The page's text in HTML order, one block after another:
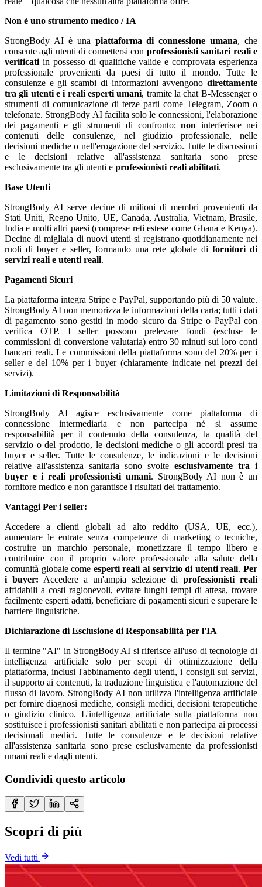
Non è uno strumento medico / IA
StrongBody AI è una piattaforma di connessione umana, che
consente agli utenti di connettersi con professionisti sanitari reali e
verificati in possesso di qualifiche valide e comprovata esperienza
professionale provenienti da paesi di tutto il mondo. Tutte le
consulenze e gli scambi di informazioni avvengono direttamente
tra gli utenti e i reali esperti umani, tramite la chat B-Messenger o
strumenti di comunicazione di terze parti come Telegram, Zoom o
telefonate. StrongBody AI facilita solo le connessioni, l'elaborazione
dei pagamenti e gli strumenti di confronto;non interferisce nei
contenuti delle consulenze, nel giudizio professionale, nelle
decisioni mediche o nell'erogazione del servizio. Tutte le discussioni
e le decisioni relative all'assistenza sanitaria sono prese
esclusivamente tra gli utenti e professionisti reali abilitati.
Base Utenti
StrongBody AI serve decine di milioni di membri provenienti da
Stati Uniti, Regno Unito, UE, Canada, Australia, Vietnam, Brasile,
India e molti altri paesi (comprese reti estese come Ghana e Kenya).
Decine di migliaia di nuovi utenti si registrano quotidianamente nei
ruoli di buyer e seller, formando una rete globale di fornitori di
servizi reali e utenti reali.
Pagamenti Sicuri
La piattaforma integra Stripe e PayPal, supportando più di 50 valute.
StrongBody AI non memorizza le informazioni della carta; tutti i dati
di pagamento sono gestiti in modo sicuro da Stripe o PayPal con
verifica OTP. I seller possono prelevare fondi (escluse le
commissioni di conversione valutaria) entro 30 minuti sui loro conti
bancari reali. Le commissioni della piattaforma sono del 20% per i
seller e del 10% per i buyer (chiaramente indicate nei prezzi dei
servizi).
Limitazioni di Responsabilità
StrongBody AI agisce esclusivamente come piattaforma di
connessione intermediaria e non partecipa né si assume
responsabilità per il contenuto della consulenza, la qualità del
servizio o del prodotto, le decisioni mediche o gli accordi presi tra
buyer e seller. Tutte le consulenze, le indicazioni e le decisioni
relative all'assistenza sanitaria sono svolte esclusivamente tra i
buyer e i reali professionisti umani. StrongBody AI non è un
fornitore medico e non garantisce i risultati del trattamento.
Vantaggi Per i seller:
Accedere a clienti globali ad alto reddito (USA, UE, ecc.),
aumentare le entrate senza competenze di marketing o tecniche,
costruire un marchio personale, monetizzare il tempo libero e
contribuire con il proprio valore professionale alla salute della
comunità globale come esperti reali al servizio di utenti reali.Per
i buyer: Accedere a un'ampia selezione di professionisti reali
affidabili a costi ragionevoli, evitare lunghi tempi di attesa, trovare
facilmente esperti adatti, beneficiare di pagamenti sicuri e superare le
barriere linguistiche.
Dichiarazione di Esclusione di Responsabilità per l'IA
Il termine "AI" in StrongBody AI si riferisce all'uso di tecnologie di
intelligenza artificiale solo per scopi di ottimizzazione della
piattaforma, inclusi l'abbinamento degli utenti, i consigli sui servizi,
il supporto ai contenuti, la traduzione linguistica e l'automazione del
flusso di lavoro. StrongBody AI non utilizza l'intelligenza artificiale
per fornire diagnosi mediche, consigli medici, decisioni terapeutiche
o giudizio clinico. L'intelligenza artificiale sulla piattaforma non
sostituisce i professionisti sanitari abilitati e non partecipa ai processi
decisionali medici. Tutte le consulenze e le decisioni relative
all'assistenza sanitaria sono prese esclusivamente da professionisti
umani reali e dagli utenti.
Condividi questo articolo
Scopri di più
Vedi tutti